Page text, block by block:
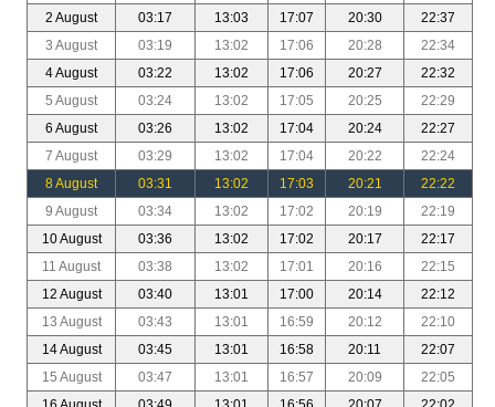
2 August
03:17 13:03 17:07 20:30
22:37
3 August
03:19 13:02 17:06 20:28
22:34
4 August
03:22 13:02 17:06 20:27
22:32
5 August
03:24 13:02 17:05 20:25
22:29
6 August
03:26 13:02 17:04 20:24
22:27
7 August
03:29 13:02 17:04 20:22
22:24
8 August
03:31 13:02 17:03 20:21
22:22
9 August
03:34 13:02 17:02 20:19
22:19
10 August
03:36 13:02 17:02 20:17
22:17
11 August
03:38 13:02 17:01 20:16
22:15
12 August
03:40 13:01 17:00 20:14
22:12
13 August
03:43 13:01 16:59 20:12
22:10
14 August
03:45 13:01 16:58 20:11
22:07
15 August
03:47 13:01 16:57 20:09
22:05